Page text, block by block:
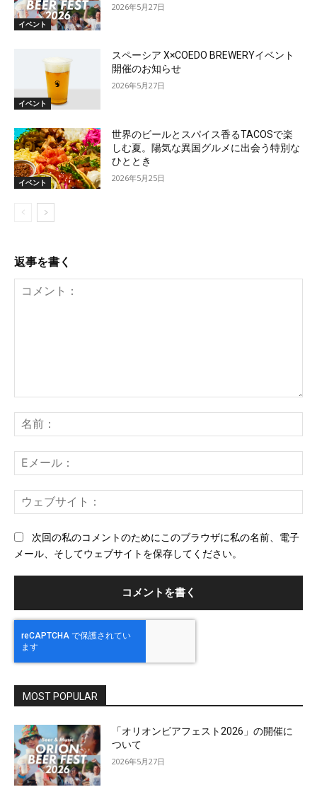
イベント
2026年5月27日
イベント
スペーシア X×COEDO BREWERYイベント
開催のお知らせ
2026年5月27日
イベント
世界のビールとスパイス香るTACOSで楽
しむ夏。陽気な異国グルメに出会う特別な
ひととき
2026年5月25日
返事を書く
ン
ト：
前
メ
ー
ェ
次回の私のコメントのためにこのブラウザに私の名前、電子
メール、そしてウェブサイトを保存してください。
MOST POPULAR
「オリオンビアフェスト2026」の開催に
ついて
2026年5月27日